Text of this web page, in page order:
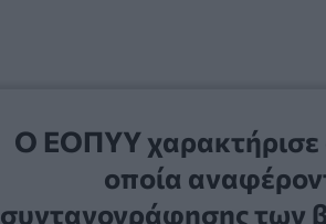
Ο ΕΟΠΥΥ χαρακτήρισε
οποία
συνταγογράφησης των